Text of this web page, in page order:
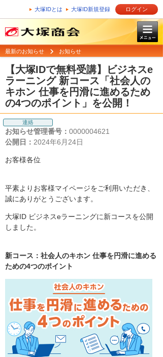
大塚IDとは 大塚ID新規登録 ログイン
最新のお知らせ お知らせ
【大塚IDで無料受講】ビジネスe
ラーニング 新コース「社会人の
キホン 仕事を円滑に進めるため
の4つのポイント」を公開！
連絡
お知らせ管理番号： 0000004621
公開日： 2024年6月24日
お客様各位
平素よりお客様マイページをご利用いただき、
誠にありがとうございます。
大塚ID ビジネスeラーニングに新コースを公開
しました。
新コース：社会人のキホン 仕事を円滑に進める
ための4つのポイント